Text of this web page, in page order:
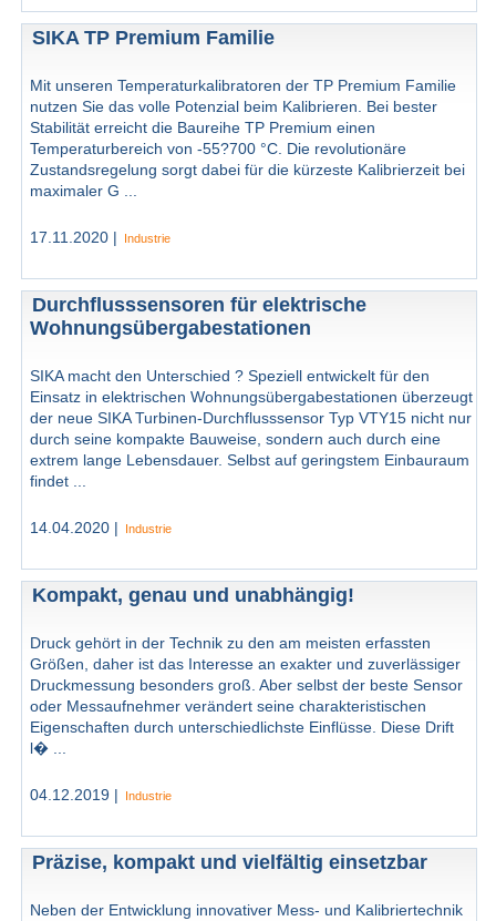
SIKA TP Premium Familie
Mit unseren Temperaturkalibratoren der TP Premium Familie
nutzen Sie das volle Potenzial beim Kalibrieren. Bei bester
Stabilität erreicht die Baureihe TP Premium einen
Temperaturbereich von -55?700 °C. Die revolutionäre
Zustandsregelung sorgt dabei für die kürzeste Kalibrierzeit bei
maximaler G ...
17.11.2020 | Industrie
Durchflusssensoren für elektrische
Wohnungsübergabestationen
SIKA macht den Unterschied ? Speziell entwickelt für den
Einsatz in elektrischen Wohnungsübergabestationen überzeugt
der neue SIKA Turbinen-Durchflusssensor Typ VTY15 nicht nur
durch seine kompakte Bauweise, sondern auch durch eine
extrem lange Lebensdauer. Selbst auf geringstem Einbauraum
findet ...
14.04.2020 | Industrie
Kompakt, genau und unabhängig!
Druck gehört in der Technik zu den am meisten erfassten
Größen, daher ist das Interesse an exakter und zuverlässiger
Druckmessung besonders groß. Aber selbst der beste Sensor
oder Messaufnehmer verändert seine charakteristischen
Eigenschaften durch unterschiedlichste Einflüsse. Diese Drift
l� ...
04.12.2019 | Industrie
Präzise, kompakt und vielfältig einsetzbar
Neben der Entwicklung innovativer Mess- und Kalibriertechnik